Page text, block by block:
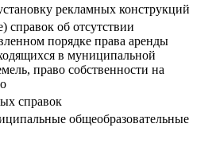
рекламных конструкций
справок об отсутствии
порядке права аренды
в муниципальной
право собственности на
справок
общеобразовательные